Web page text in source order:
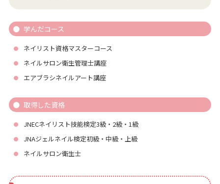
学んだコース
ネイリスト資格マスターコース
ネイルサロン衛生管理士講座
エアブラシネイルアート講座
取得した資格
JNECネイリスト技能検定3級・2級・1級
JNAジェルネイル検定初級・中級・上級
ネイルサロン衛生士